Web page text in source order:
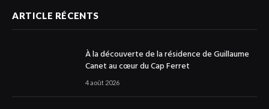
ARTICLE RÉCENTS
À la découverte de la résidence de Guillaume
Canet au cœur du Cap Ferret
4 août 2026